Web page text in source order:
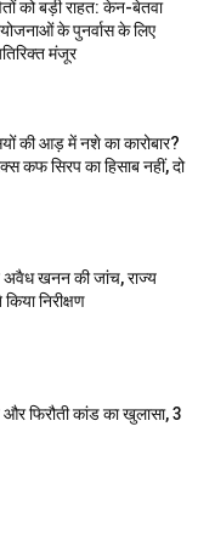
को बड़ी राहत: केन-बेतवा
के पुनर्वास के लिए
मंजूर
की आड़ में नशे का कारोबार?
कफ सिरप का हिसाब नहीं, दो
अवैध खनन की जांच, राज्य
निरीक्षण
फिरौती कांड का खुलासा, 3